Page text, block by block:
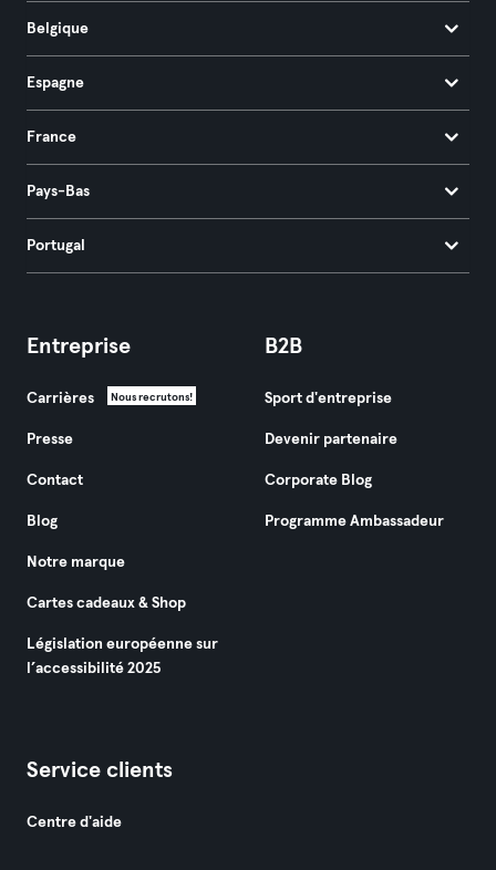
Belgique
Espagne
France
Pays-Bas
Portugal
Entreprise
Carrières Nous recrutons!
Presse
Contact
Blog
Notre marque
Cartes cadeaux & Shop
Législation européenne sur
l’accessibilité 2025
B2B
Sport d'entreprise
Devenir partenaire
Corporate Blog
Programme Ambassadeur
Service clients
Centre d'aide